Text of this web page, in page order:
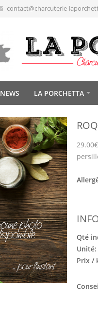
contact@charcuterie-
NEWS LA PORCHETTA
Qté
Unité:
Prix /